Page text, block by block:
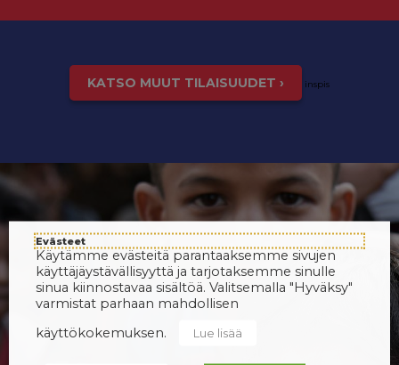
KATSO MUUT TILAISUUDET › inspis
Evästeet
Käytämme evästeitä parantaaksemme sivujen
käyttäjäystävällisyyttä ja tarjotaksemme sinulle
sinua kiinnostavaa sisältöä. Valitsemalla "Hyväksy"
varmistat parhaan mahdollisen
käyttökokemuksen.
Lue lisää